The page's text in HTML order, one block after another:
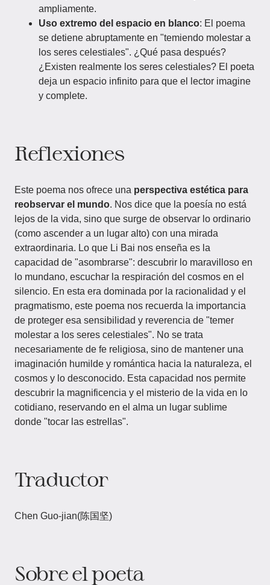
ampliamente.
Uso extremo del espacio en blanco: El poema
se detiene abruptamente en "temiendo molestar a
los seres celestiales". ¿Qué pasa después?
¿Existen realmente los seres celestiales? El poeta
deja un espacio infinito para que el lector imagine
y complete.
Reflexiones
Este poema nos ofrece una perspectiva estética para
reobservar el mundo. Nos dice que la poesía no está
lejos de la vida, sino que surge de observar lo ordinario
(como ascender a un lugar alto) con una mirada
extraordinaria. Lo que Li Bai nos enseña es la
capacidad de "asombrarse": descubrir lo maravilloso en
lo mundano, escuchar la respiración del cosmos en el
silencio. En esta era dominada por la racionalidad y el
pragmatismo, este poema nos recuerda la importancia
de proteger esa sensibilidad y reverencia de "temer
molestar a los seres celestiales". No se trata
necesariamente de fe religiosa, sino de mantener una
imaginación humilde y romántica hacia la naturaleza, el
cosmos y lo desconocido. Esta capacidad nos permite
descubrir la magnificencia y el misterio de la vida en lo
cotidiano, reservando en el alma un lugar sublime
donde "tocar las estrellas".
Traductor
Chen Guo-jian(陈国坚)
Sobre el poeta